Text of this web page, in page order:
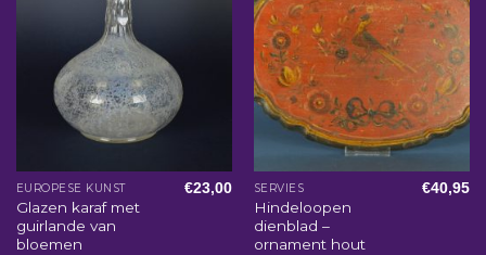
EUROPESE KUNST
Glazen karaf met
guirlande van
bloemen
€23,00 SERVIES
Hindeloopen
dienblad –
ornament hout
€40,95